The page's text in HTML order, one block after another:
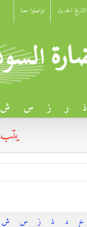
التاريخ الحديث تواصلوا معنا
ذ ر ز س ش
يتب
خ د ذ ز س ش